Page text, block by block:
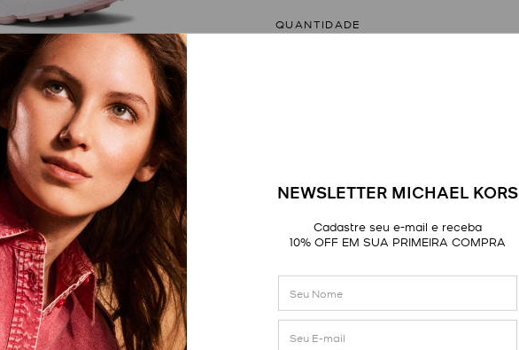
NEWSLETTER MICHAEL KORS
Cadastre seu e-mail e receba
10% OFF EM SUA PRIMEIRA COMPRA
QUANTIDADE